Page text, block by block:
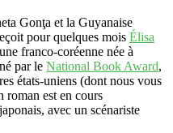
Gonţa et la Guyanaise
pour quelques mois Élisa
franco-coréenne née à
par le National Book Award,
états-uniens (dont nous vous
roman est en cours
avec un scénariste